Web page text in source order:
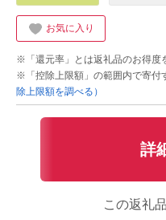
お気に入り
※「還元率」とは返礼品のお得度
※「控除上限額」の範囲内で寄付
除上限額を調べる）
詳
この返礼